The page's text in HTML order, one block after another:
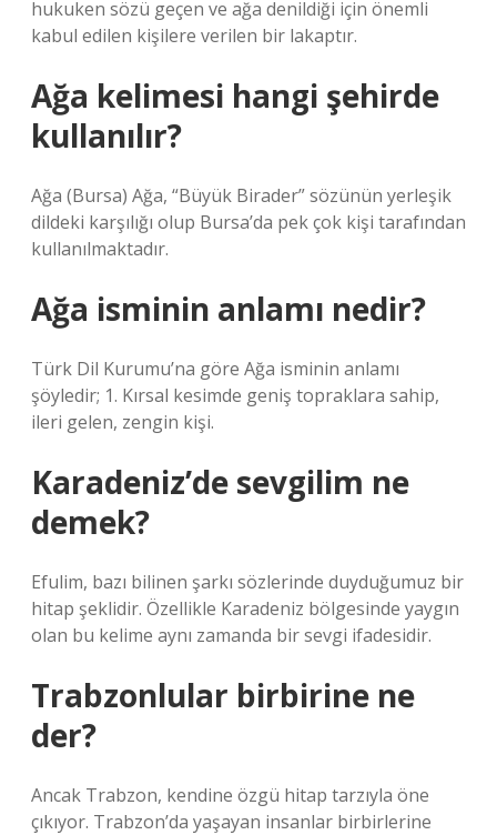
hukuken sözü geçen ve ağa denildiği için önemli
kabul edilen kişilere verilen bir lakaptır.
Ağa kelimesi hangi şehirde
kullanılır?
Ağa (Bursa) Ağa, “Büyük Birader” sözünün yerleşik
dildeki karşılığı olup Bursa’da pek çok kişi tarafından
kullanılmaktadır.
Ağa isminin anlamı nedir?
Türk Dil Kurumu’na göre Ağa isminin anlamı
şöyledir; 1. Kırsal kesimde geniş topraklara sahip,
ileri gelen, zengin kişi.
Karadeniz’de sevgilim ne
demek?
Efulim, bazı bilinen şarkı sözlerinde duyduğumuz bir
hitap şeklidir. Özellikle Karadeniz bölgesinde yaygın
olan bu kelime aynı zamanda bir sevgi ifadesidir.
Trabzonlular birbirine ne
der?
Ancak Trabzon, kendine özgü hitap tarzıyla öne
çıkıyor. Trabzon’da yaşayan insanlar birbirlerine